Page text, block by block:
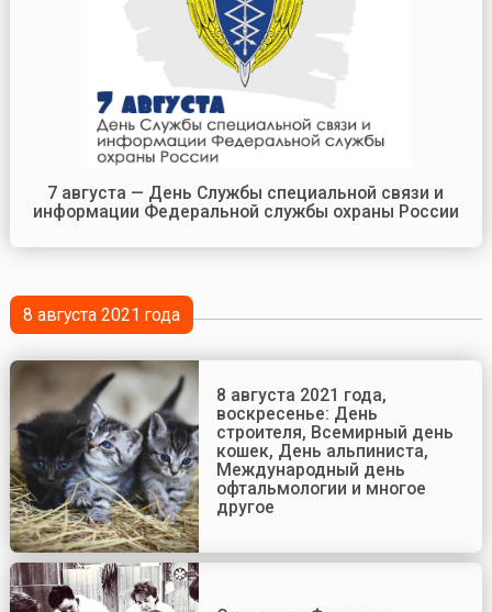
7 августа — День Службы специальной связи и
информации Федеральной службы охраны России
8 августа 2021 года
8 августа 2021 года,
воскресенье: День
строителя, Всемирный день
кошек, День альпиниста,
Международный день
офтальмологии и многое
другое